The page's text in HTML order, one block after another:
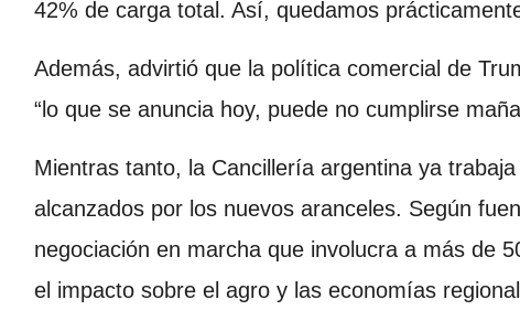
42% de carga total. Así, quedamos
Además, advirtió que la política comercial de
“lo que se anuncia hoy, puede no cumplirse
Mientras tanto, la Cancillería argentina ya
alcanzados por los nuevos aranceles. Según
negociación en marcha que involucra a más de
el impacto sobre el agro y las economías